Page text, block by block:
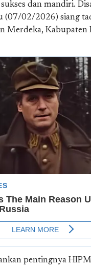
dan mandiri.
(07/02/2026) siang
Merdeka, Kabupaten
pentingnya